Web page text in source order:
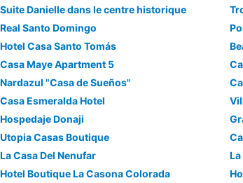
Suite Danielle dans le centre historique
Real Santo Domingo
Hotel Casa Santo Tomás
Casa Maye Apartment 5
Nardazul "Casa de Sueños"
Casa Esmeralda Hotel
Hospedaje Donaji
Utopia Casas Boutique
La Casa Del Nenufar
Hotel Boutique La Casona Colorada